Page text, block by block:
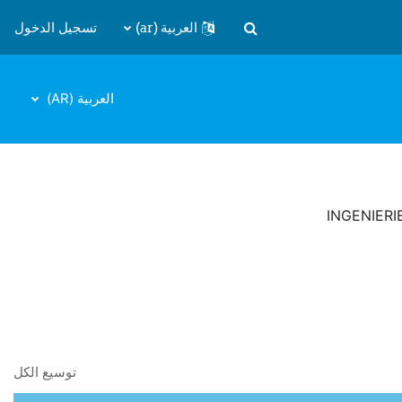
تبديل إدخال البحث
العربية ‎(ar)‎ تسجيل الدخول
العربية ‎(AR)‎
توسيع الكل